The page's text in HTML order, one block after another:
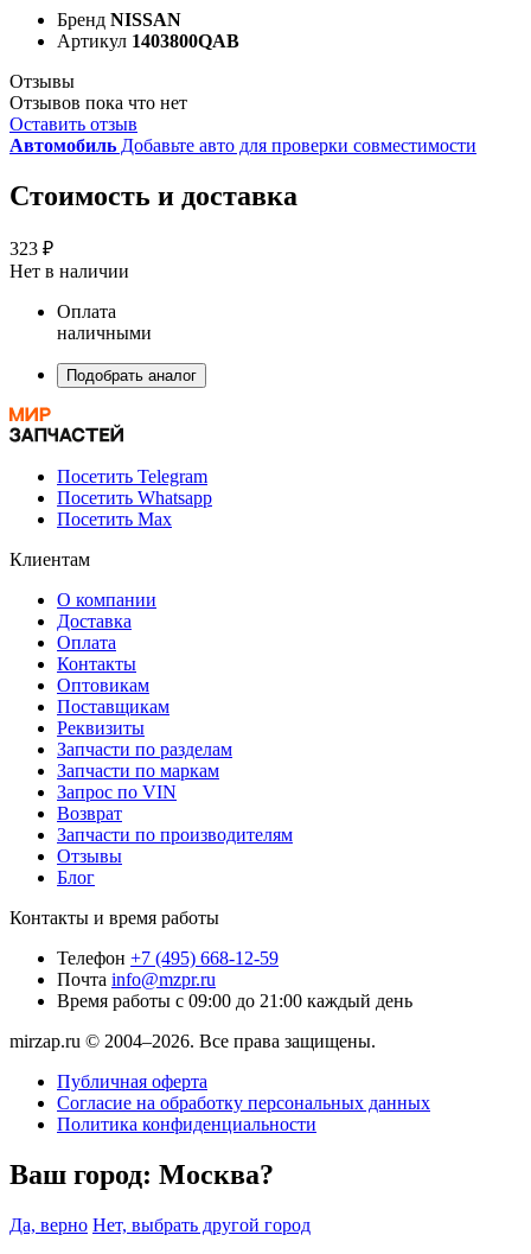
Бренд NISSAN
Артикул 1403800QAB
Отзывы
Отзывов пока что нет
Оставить отзыв
Автомобиль Добавьте авто для проверки совместимости
Стоимость и доставка
323 ₽
Нет в наличии
Оплата
наличными
Подобрать аналог
Посетить Telegram
Посетить Whatsapp
Посетить Max
Клиентам
О компании
Доставка
Оплата
Контакты
Оптовикам
Поставщикам
Реквизиты
Запчасти по разделам
Запчасти по маркам
Запрос по VIN
Возврат
Запчасти по производителям
Отзывы
Блог
Контакты и время работы
Телефон +7 (495) 668-12-59
Почта info@mzpr.ru
Время работы с 09:00 до 21:00 каждый день
mirzap.ru © 2004–2026. Все права защищены.
Публичная оферта
Согласие на обработку персональных данных
Политика конфиденциальности
Ваш город: Москва?
Да, верно Нет, выбрать другой город